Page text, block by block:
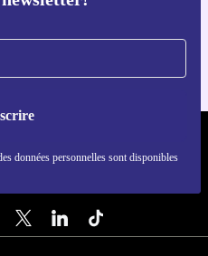
données personnelles sont disponibles
refurbed